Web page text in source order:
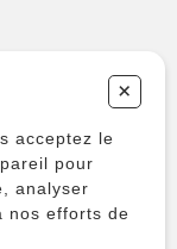
+
acceptez le
pour
analyser
nos efforts de